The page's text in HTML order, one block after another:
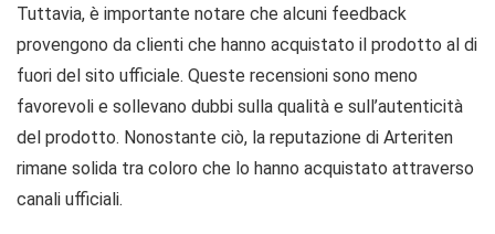
Tuttavia, è importante notare che alcuni feedback
provengono da clienti che hanno acquistato il prodotto al di
fuori del sito ufficiale. Queste recensioni sono meno
favorevoli e sollevano dubbi sulla qualità e sull’autenticità
del prodotto. Nonostante ciò, la reputazione di Arteriten
rimane solida tra coloro che lo hanno acquistato attraverso
canali ufficiali.